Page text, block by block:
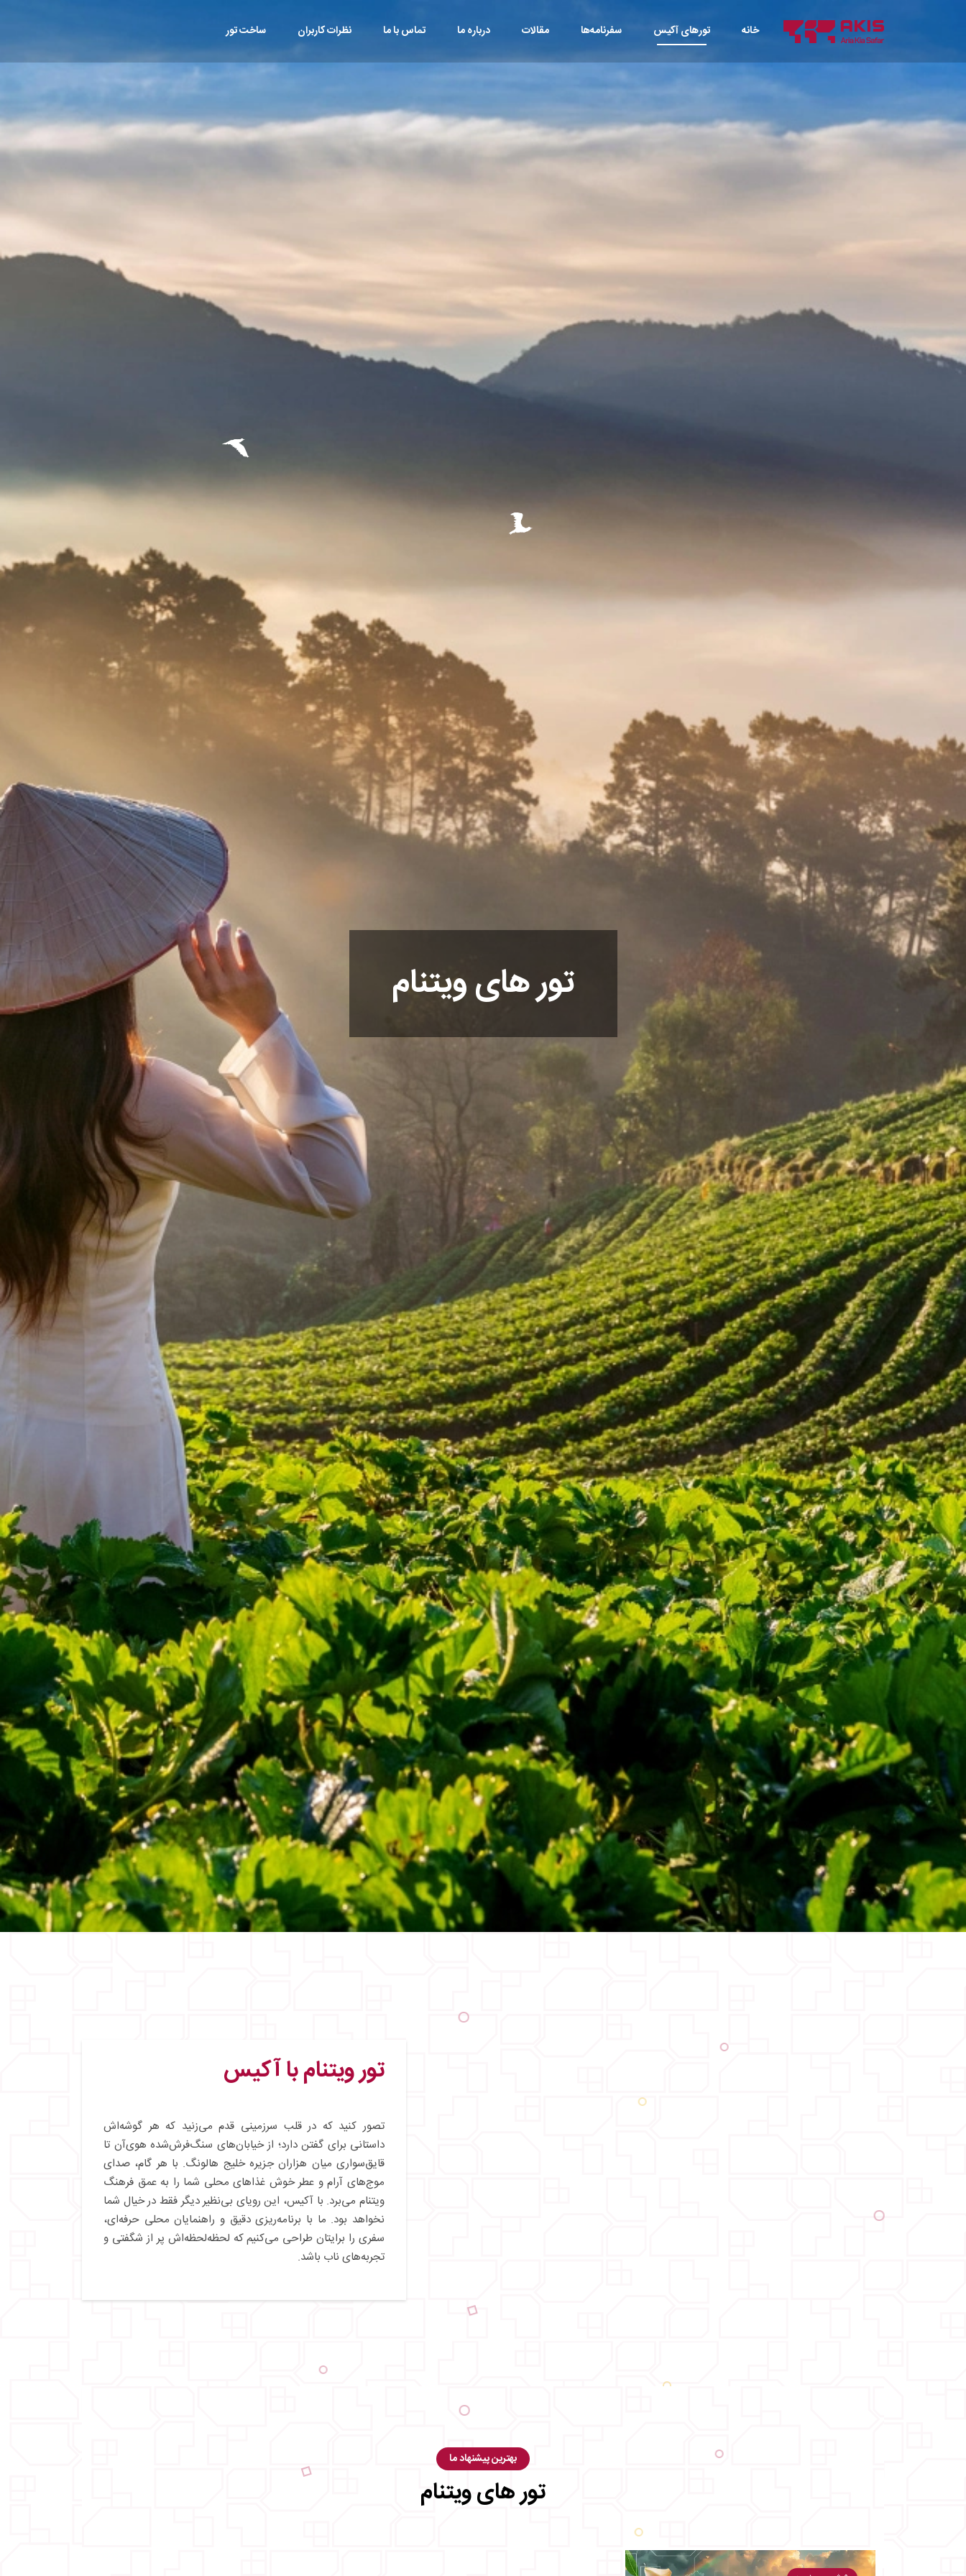
خانه تورهای آکیس سفرنامه‌ها مقالات درباره ما تماس با ما نظرات کاربران ساخت تور
تور های ویتنام
تور ویتنام با آکیس
تصور کنید که در قلب سرزمینی قدم می‌زنید که هر گوشه‌اش
داستانی برای گفتن دارد؛ از خیابان‌های سنگ‌فرش‌شده هوی‌آن تا
قایق‌سواری میان هزاران جزیره خلیج هالونگ. با هر گام، صدای
موج‌های آرام و عطر خوش غذاهای محلی شما را به عمق فرهنگ
ویتنام می‌برد. با آکیس، این رویای بی‌نظیر دیگر فقط در خیال شما
نخواهد بود. ما با برنامه‌ریزی دقیق و راهنمایان محلی حرفه‌ای،
سفری را برایتان طراحی می‌کنیم که لحظه‌لحظه‌اش پر از شگفتی و
تجربه‌های ناب باشد.
بهترین پیشنهاد ما
تور های ویتنام